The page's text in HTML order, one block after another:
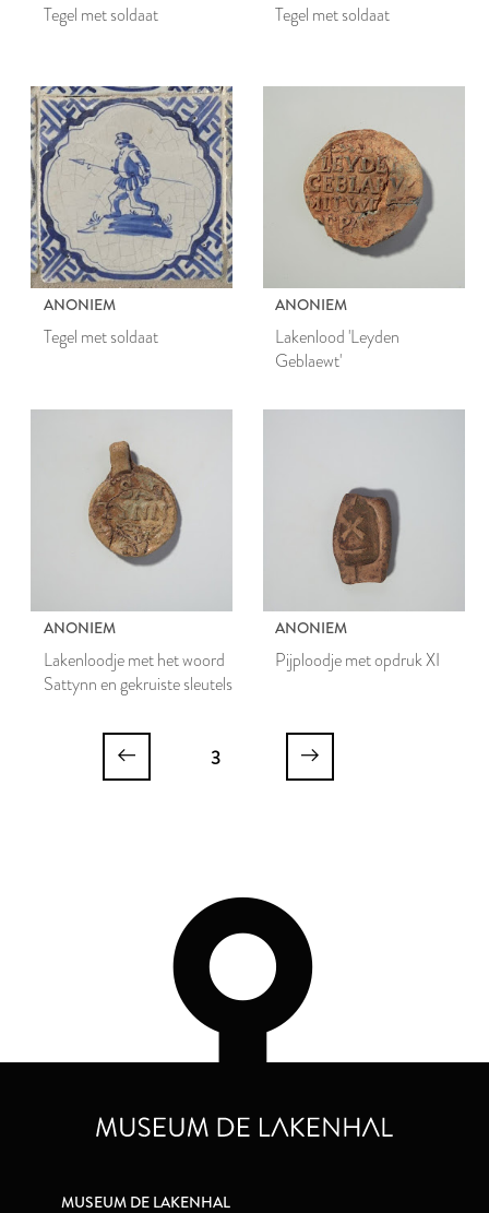
Tegel met soldaat Tegel met soldaat
ANONIEM
Tegel met soldaat
ANONIEM
Lakenlood 'Leyden
Geblaewt'
ANONIEM
Lakenloodje met het woord
Sattynn en gekruiste sleutels
ANONIEM
Pijploodje met opdruk XI
3
MUSEUM DE LAKENHAL